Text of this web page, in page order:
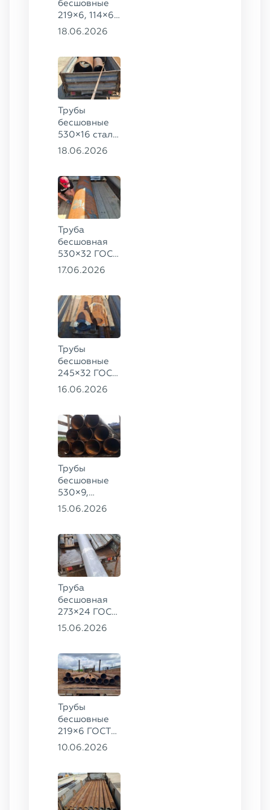
бесшовные
219×6, 114×6,
57×6 ГОСТ
18.06.2026
Трубы
бесшовные
530×16 сталь
13ХФА,
18.06.2026
Труба
бесшовная
530×32 ГОСТ
8732-78, ст.
17.06.2026
Трубы
бесшовные
245×32 ГОСТ
8732-78, ст.
16.06.2026
Трубы
бесшовные
530×9,
530×10 ст.
15.06.2026
Труба
бесшовная
273×24 ГОСТ
9941-81 сталь
15.06.2026
Трубы
бесшовные
219×6 ГОСТ
8732-78, ст.
10.06.2026